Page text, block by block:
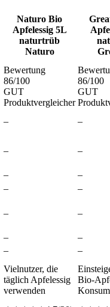
Naturo Bio
Apfelessig 5L
naturtrüb
Naturo
Bewertung
86/100
GUT
Produktvergleicher
86/100
GUT
– –
– –
–
–
– –
– –
–
–
– –
Vielnutzer, die
täglich Apfelessig
verwenden
Bio-
Konsum